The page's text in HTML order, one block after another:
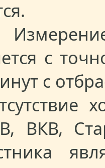
с
с
ВКВ,